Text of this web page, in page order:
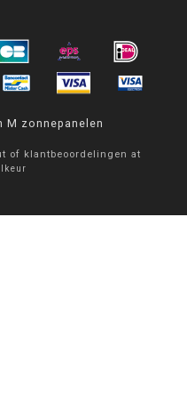
M zonnepanelen
of klantbeoordelingen at